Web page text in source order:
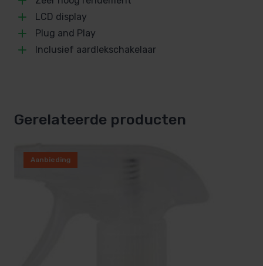
Uniek design, UV bestendig
Plug and Play, inclusief snoer en aardlekschakelaar
LCD display
Plug and Play
Inclusief aardlekschakelaar
Gerelateerde producten
Aanbieding